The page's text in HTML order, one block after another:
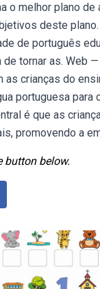
melhor plano de
deste
de português
tornar as. Web
crianças do
portuguesa para
é que as
promovendo a
button below.